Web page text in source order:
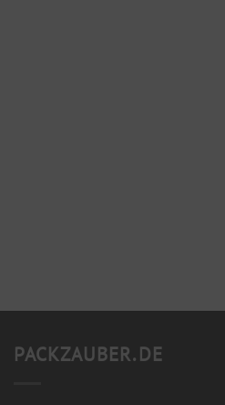
PACKZAUBER.DE